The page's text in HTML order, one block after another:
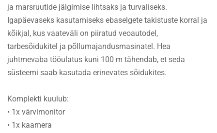
ja marsruutide jälgimise lihtsaks ja turvaliseks.
Igapäevaseks kasutamiseks ebaselgete takistuste korral ja
kõikjal, kus vaateväli on piiratud veoautodel,
tarbesõidukitel ja põllumajandusmasinatel. Hea
juhtmevaba tööulatus kuni 100 m tähendab, et seda
süsteemi saab kasutada erinevates sõidukites.
Komplekti kuulub:
• 1x värvimonitor
• 1x kaamera